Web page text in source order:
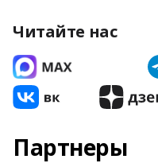
Читайте нас
Партнеры